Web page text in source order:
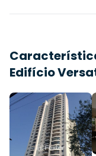
Edifício